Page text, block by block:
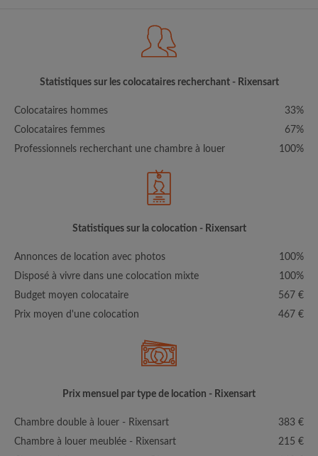
Statistiques sur les colocataires recherchant - Rixensart
Colocataires hommes
33%
Colocataires femmes
67%
Professionnels recherchant une chambre à louer
100%
Statistiques sur la colocation - Rixensart
Annonces de location avec photos
100%
Disposé à vivre dans une colocation mixte
100%
Budget moyen colocataire
567 €
Prix moyen d'une colocation
467 €
Prix mensuel par type de location - Rixensart
Chambre double à louer - Rixensart
383 €
Chambre à louer meublée - Rixensart
215 €